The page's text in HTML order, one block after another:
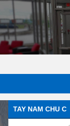
TAY NAM CHU C